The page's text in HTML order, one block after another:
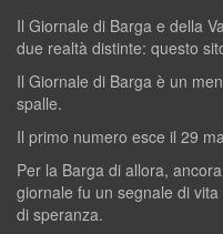
Il Giornale di Barga e della
due realtà distinte: questo
Il Giornale di Barga è un
spalle.
Il primo numero esce il 29
Per la Barga di allora,
giornale fu un segnale di
di speranza.